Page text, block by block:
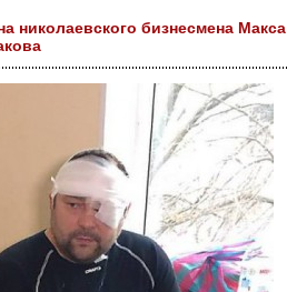
николаевского бизнесмена Макса